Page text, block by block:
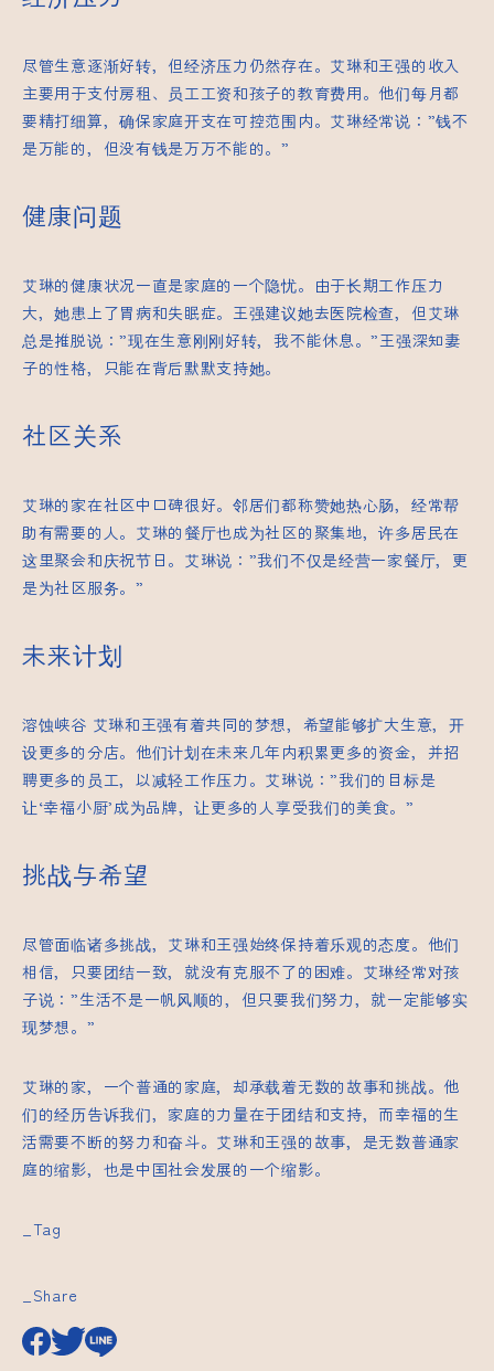
尽管生意逐渐好转，但经济压力仍然存在。艾琳和王强的收入
主要用于支付房租、员工工资和孩子的教育费用。他们每月都
要精打细算，确保家庭开支在可控范围内。艾琳经常说：”钱不
是万能的，但没有钱是万万不能的。”
健康问题
艾琳的健康状况一直是家庭的一个隐忧。由于长期工作压力
大，她患上了胃病和失眠症。王强建议她去医院检查，但艾琳
总是推脱说：”现在生意刚刚好转，我不能休息。”王强深知妻
子的性格，只能在背后默默支持她。
社区关系
艾琳的家在社区中口碑很好。邻居们都称赞她热心肠，经常帮
助有需要的人。艾琳的餐厅也成为社区的聚集地，许多居民在
这里聚会和庆祝节日。艾琳说：”我们不仅是经营一家餐厅，更
是为社区服务。”
未来计划
溶蚀峡谷 艾琳和王强有着共同的梦想，希望能够扩大生意，开
设更多的分店。他们计划在未来几年内积累更多的资金，并招
聘更多的员工，以减轻工作压力。艾琳说：”我们的目标是
让‘幸福小厨’成为品牌，让更多的人享受我们的美食。”
挑战与希望
尽管面临诸多挑战，艾琳和王强始终保持着乐观的态度。他们
相信，只要团结一致，就没有克服不了的困难。艾琳经常对孩
子说：”生活不是一帆风顺的，但只要我们努力，就一定能够实
现梦想。”
艾琳的家，一个普通的家庭，却承载着无数的故事和挑战。他
们的经历告诉我们，家庭的力量在于团结和支持，而幸福的生
活需要不断的努力和奋斗。艾琳和王强的故事，是无数普通家
庭的缩影，也是中国社会发展的一个缩影。
_Tag
_Share